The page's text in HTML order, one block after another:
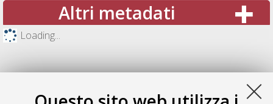
Altri metadati
Loading...